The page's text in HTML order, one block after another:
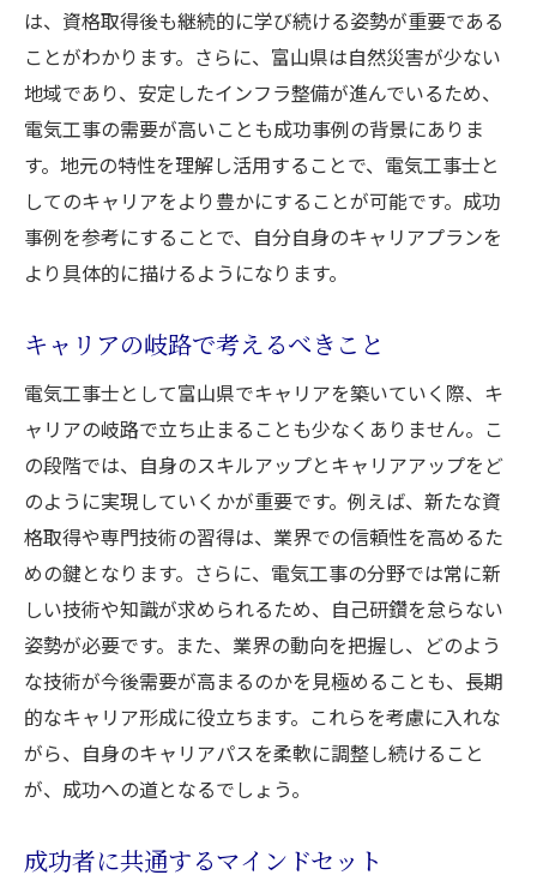
は、資格取得後も継続的に学び続ける姿勢が重要である
ことがわかります。さらに、富山県は自然災害が少ない
地域であり、安定したインフラ整備が進んでいるため、
電気工事の需要が高いことも成功事例の背景にありま
す。地元の特性を理解し活用することで、電気工事士と
してのキャリアをより豊かにすることが可能です。成功
事例を参考にすることで、自分自身のキャリアプランを
より具体的に描けるようになります。
キャリアの岐路で考えるべきこと
電気工事士として富山県でキャリアを築いていく際、キ
ャリアの岐路で立ち止まることも少なくありません。こ
の段階では、自身のスキルアップとキャリアアップをど
のように実現していくかが重要です。例えば、新たな資
格取得や専門技術の習得は、業界での信頼性を高めるた
めの鍵となります。さらに、電気工事の分野では常に新
しい技術や知識が求められるため、自己研鑽を怠らない
姿勢が必要です。また、業界の動向を把握し、どのよう
な技術が今後需要が高まるのかを見極めることも、長期
的なキャリア形成に役立ちます。これらを考慮に入れな
がら、自身のキャリアパスを柔軟に調整し続けること
が、成功への道となるでしょう。
成功者に共通するマインドセット